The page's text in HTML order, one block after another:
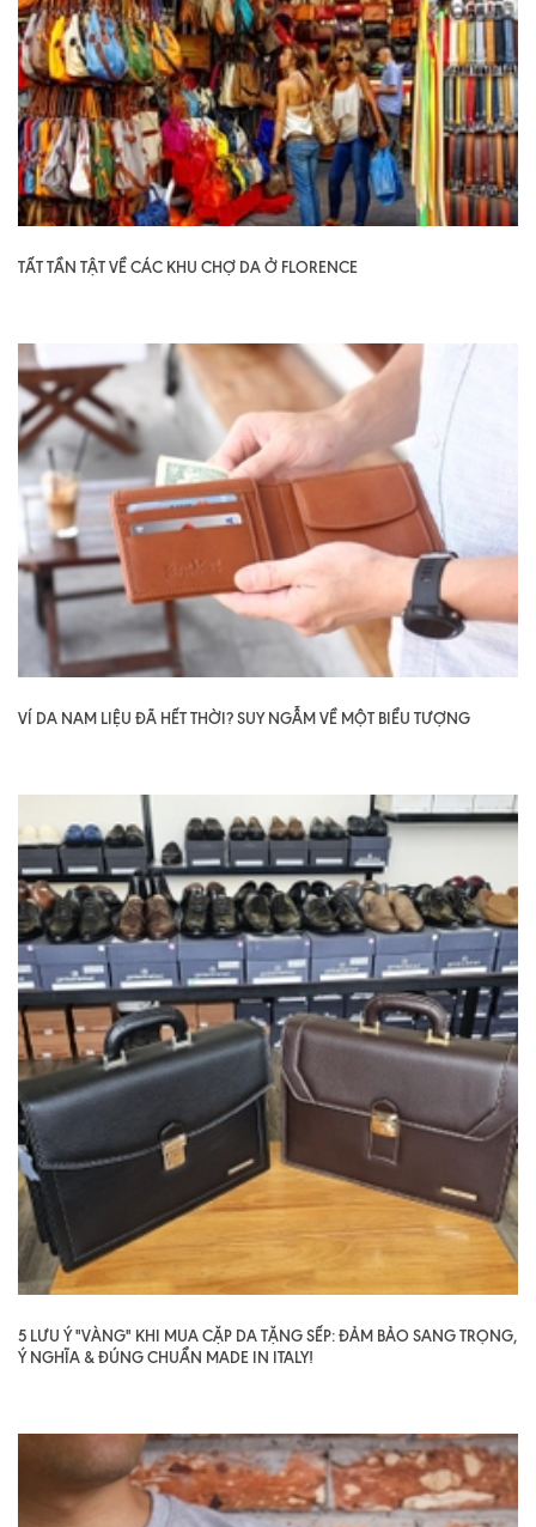
TẤT TẦN TẬT VỀ CÁC KHU CHỢ DA Ở FLORENCE
VÍ DA NAM LIỆU ĐÃ HẾT THỜI? SUY NGẪM VỀ MỘT BIỂU TƯỢNG
5 LƯU Ý "VÀNG" KHI MUA CẶP DA TẶNG SẾP: ĐẢM BẢO SANG TRỌNG,
Ý NGHĨA & ĐÚNG CHUẨN MADE IN ITALY!